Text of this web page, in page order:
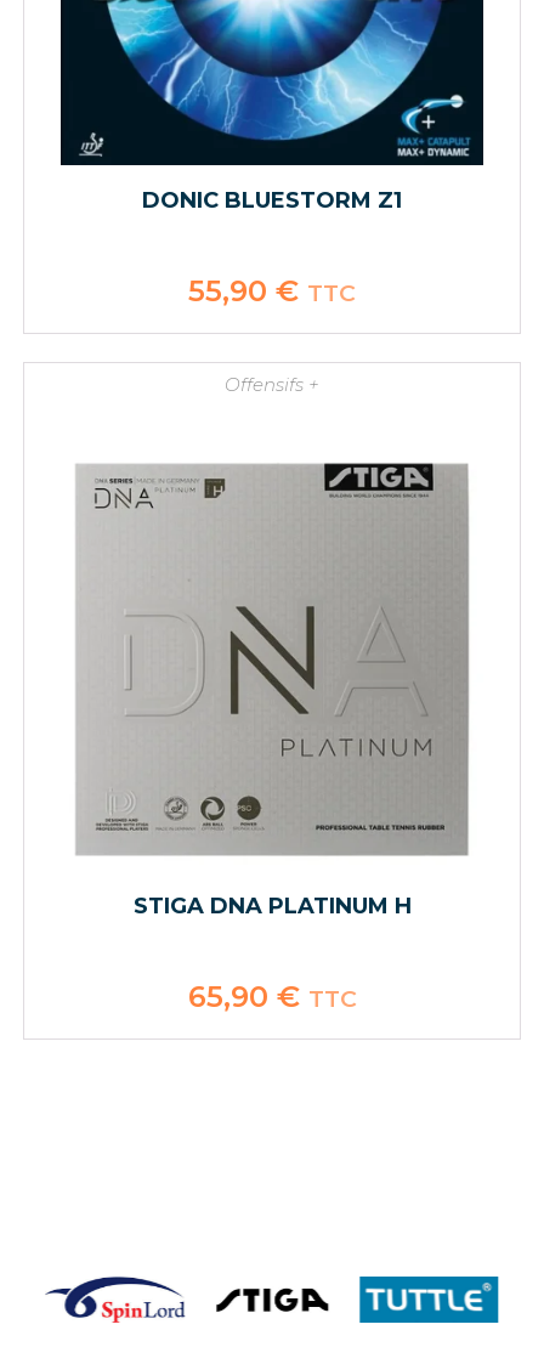
DONIC BLUESTORM Z1
55,90 € TTC
Offensifs +
STIGA DNA PLATINUM H
65,90 € TTC